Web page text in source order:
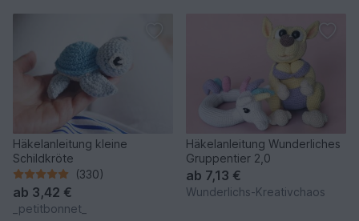
Häkelanleitung kleine
Schildkröte
(330)
ab 3,42 €
_petitbonnet_
Häkelanleitung Wunderliches
Gruppentier 2,0
ab 7,13 €
Wunderlichs-Kreativchaos